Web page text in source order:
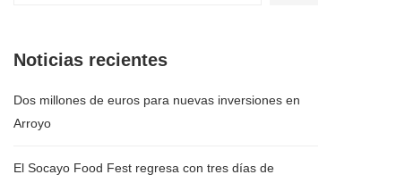
Noticias recientes
Dos millones de euros para nuevas inversiones en
Arroyo
El Socayo Food Fest regresa con tres días de